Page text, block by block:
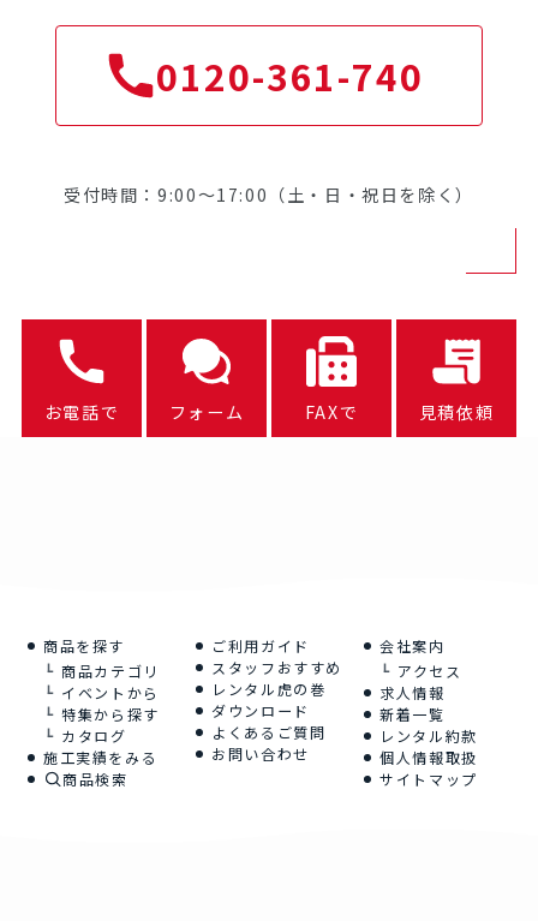
0120-361-740
受付時間：9:00～17:00（土・日・祝日を除く）
お電話で フォーム FAXで 見積依頼
商品を探す
商品カテゴリ
イベントから
特集から探す
カタログ
施工実績をみる
商品検索
ご利用ガイド
スタッフおすすめ
レンタル虎の巻
ダウンロード
よくあるご質問
お問い合わせ
会社案内
アクセス
求人情報
新着一覧
レンタル約款
個人情報取扱
サイトマップ